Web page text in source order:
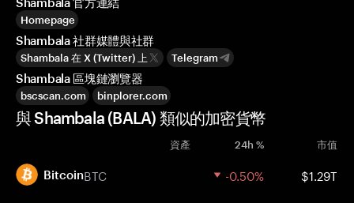
Homepage
Shambala 社群媒體與社群
Shambala 在 X (Twitter) 上 Telegram
Shambala 區塊鏈瀏覽器
bscscan.com binplorer.com
與 Shambala (BALA) 類似的加密貨幣
資產 24h % 市值
BitcoinBTC -0.50% $1.29T